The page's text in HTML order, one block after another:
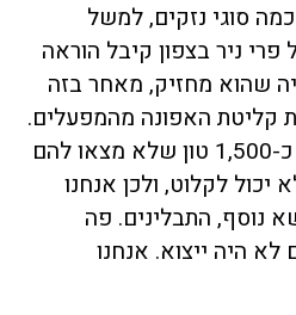
סוגי נזקים, למשל
ניר בצפון קיבל הוראה
שהוא מחזיק, מאחר בזה
קליטת האפונה מהמפעלים.
אנחנו מאריכים נזק של כ-1,500 טון שלא מצאו להם
יכול לקלוט, ולכן אנחנו
נוסף, התבלינים. פה
היה ייצוא. אנחנו